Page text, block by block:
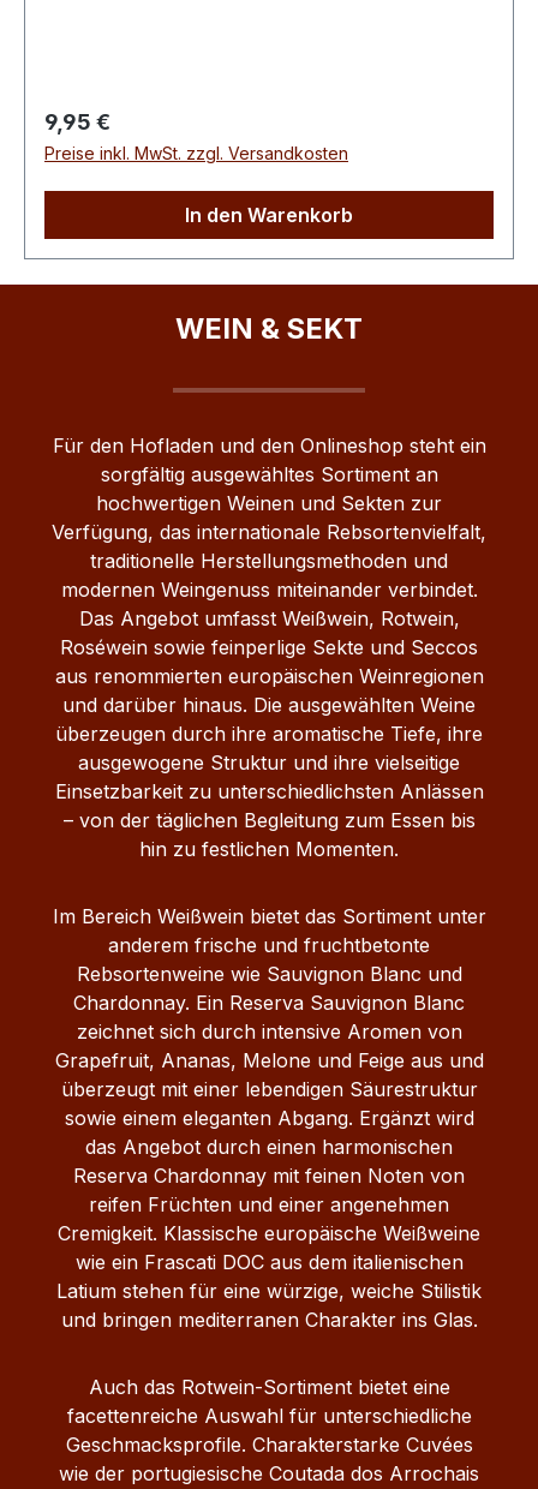
Regulärer Preis:
9,95 €
Preise inkl. MwSt. zzgl. Versandkosten
In den Warenkorb
WEIN & SEKT
Für den Hofladen und den Onlineshop steht ein
sorgfältig ausgewähltes Sortiment an
hochwertigen Weinen und Sekten zur
Verfügung, das internationale Rebsortenvielfalt,
traditionelle Herstellungsmethoden und
modernen Weingenuss miteinander verbindet.
Das Angebot umfasst Weißwein, Rotwein,
Roséwein sowie feinperlige Sekte und Seccos
aus renommierten europäischen Weinregionen
und darüber hinaus. Die ausgewählten Weine
überzeugen durch ihre aromatische Tiefe, ihre
ausgewogene Struktur und ihre vielseitige
Einsetzbarkeit zu unterschiedlichsten Anlässen
– von der täglichen Begleitung zum Essen bis
hin zu festlichen Momenten.
Im Bereich Weißwein bietet das Sortiment unter
anderem frische und fruchtbetonte
Rebsortenweine wie Sauvignon Blanc und
Chardonnay. Ein Reserva Sauvignon Blanc
zeichnet sich durch intensive Aromen von
Grapefruit, Ananas, Melone und Feige aus und
überzeugt mit einer lebendigen Säurestruktur
sowie einem eleganten Abgang. Ergänzt wird
das Angebot durch einen harmonischen
Reserva Chardonnay mit feinen Noten von
reifen Früchten und einer angenehmen
Cremigkeit. Klassische europäische Weißweine
wie ein Frascati DOC aus dem italienischen
Latium stehen für eine würzige, weiche Stilistik
und bringen mediterranen Charakter ins Glas.
Auch das Rotwein-Sortiment bietet eine
facettenreiche Auswahl für unterschiedliche
Geschmacksprofile. Charakterstarke Cuvées
wie der portugiesische Coutada dos Arrochais